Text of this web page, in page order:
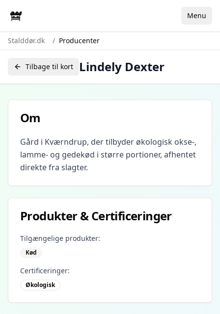
Menu
Stalddør.dk / Producenter
Tilbage til kort Lindely Dexter
Om
Gård i Kværndrup, der tilbyder økologisk okse-,
lamme- og gedekød i større portioner, afhentet
direkte fra slagter.
Produkter & Certificeringer
Tilgængelige produkter:
Kød
Certificeringer:
Økologisk